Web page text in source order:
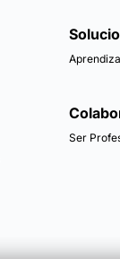
Ser